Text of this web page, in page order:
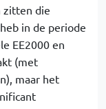
zitten die
in de periode
EE2000 en
(met
maar het